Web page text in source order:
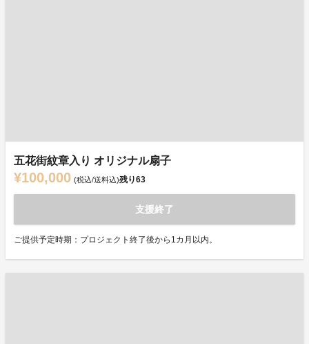
五花街紋章入り オリジナル扇子
¥100,000 (税込/送料込)残り63
支援終了
ご提供予定時期：プロジェクト終了後から1カ月以内。